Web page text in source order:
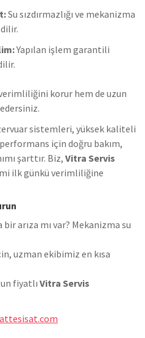
Su sızdırmazlığı ve mekanizma
Yapılan işlem garantili
korur hem de uzun
sistemleri, yüksek kaliteli
için doğru bakım,
şarttır. Biz, Vitra Servis
ilk günkü verimliliğine
arıza mı var? Mekanizma su
uzman ekibimiz en kısa
fiyatlı Vitra Servis